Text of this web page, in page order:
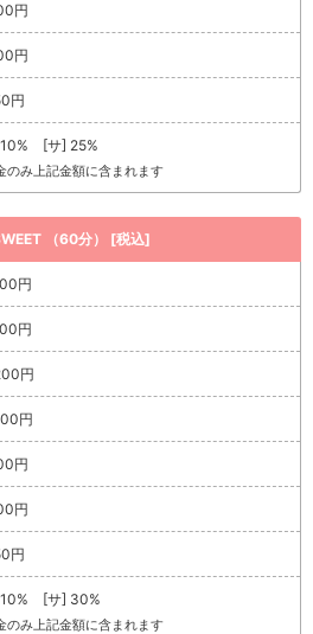
円
円
円
[サ] 25%
のみ上記金額に含まれます
（60分） [税込]
円
円
円
円
円
円
円
[サ] 30%
のみ上記金額に含まれます